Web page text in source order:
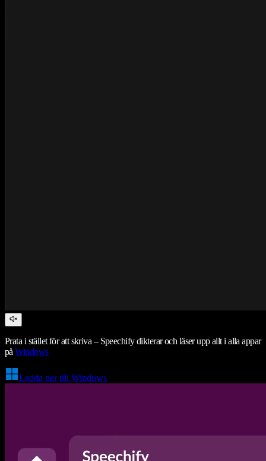
Prata i stället för att skriva – Speechify dikterar och läser upp allt i alla appar
påWindows
Ladda ner till Windows